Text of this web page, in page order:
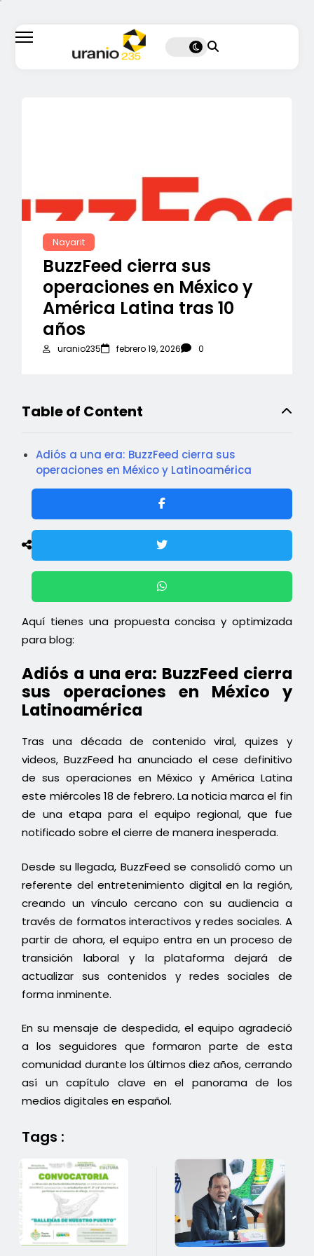
Nayarit
BuzzFeed cierra sus
operaciones en México y
América Latina tras 10
años
uranio235 febrero 19, 2026 0
Table of Content
Adiós a una era: BuzzFeed cierra sus
operaciones en México y Latinoamérica
Aquí tienes una propuesta concisa y optimizada
para blog:
Adiós a una era: BuzzFeed cierra
sus operaciones en México y
Latinoamérica
Tras una década de contenido viral, quizes y
videos, BuzzFeed ha anunciado el cese definitivo
de sus operaciones en México y América Latina
este miércoles 18 de febrero. La noticia marca el fin
de una etapa para el equipo regional, que fue
notificado sobre el cierre de manera inesperada.
Desde su llegada, BuzzFeed se consolidó como un
referente del entretenimiento digital en la región,
creando un vínculo cercano con su audiencia a
través de formatos interactivos y redes sociales. A
partir de ahora, el equipo entra en un proceso de
transición laboral y la plataforma dejará de
actualizar sus contenidos y redes sociales de
forma inminente.
En su mensaje de despedida, el equipo agradeció
a los seguidores que formaron parte de esta
comunidad durante los últimos diez años, cerrando
así un capítulo clave en el panorama de los
medios digitales en español.
Tags :